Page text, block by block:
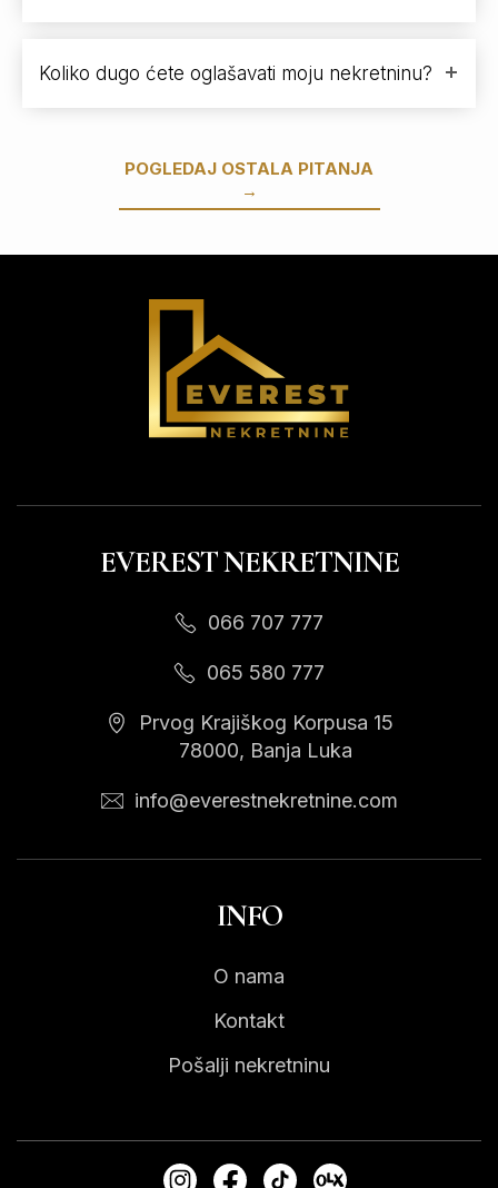
Koliko dugo ćete oglašavati moju nekretninu?
POGLEDAJ OSTALA PITANJA
→
EVEREST NEKRETNINE
066 707 777
065 580 777
Prvog Krajiškog Korpusa 15
78000, Banja Luka
info@everestnekretnine.com
INFO
O nama
Kontakt
Pošalji nekretninu